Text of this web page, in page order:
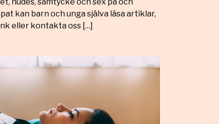
kan barn och unga själva läsa artiklar,
eller kontakta oss […]